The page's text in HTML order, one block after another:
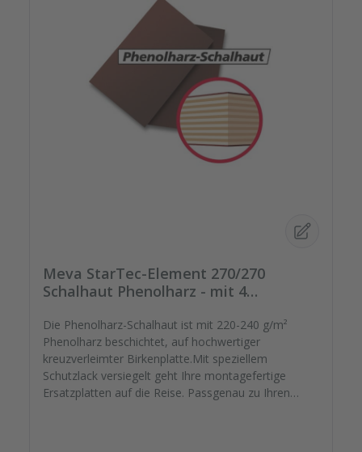
Meva StarTec-Element 270/270
Schalhaut Phenolharz - mit 4
Die Phenolharz-Schalhaut ist mit 220-240 g/m²
Phenolharz beschichtet, auf hochwertiger
kreuzverleimter Birkenplatte.Mit speziellem
Schutzlack versiegelt geht Ihre montagefertige
Ersatzplatten auf die Reise. Passgenau zu Ihren